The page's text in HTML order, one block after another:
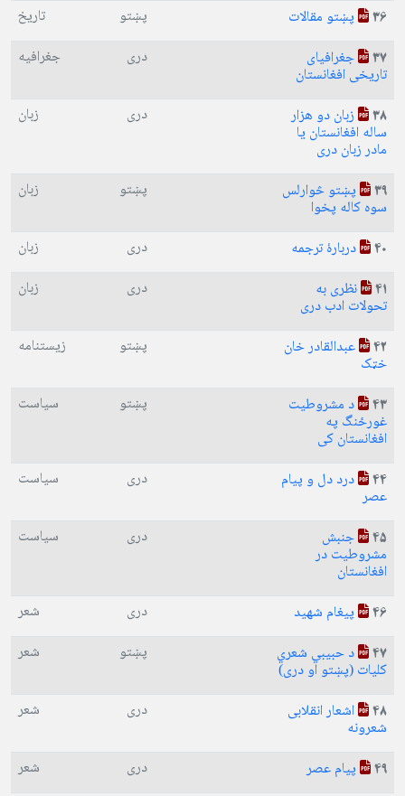
36 پښتو مقالات پښتو تاریخ
37 جغرافیای
تاریخی افغانستان
دری جغرافیه
38 زبان دو هزار
ساله افغانستان یا
مادر زبان دری
دری زبان
39 پښتو څوارلس
سوه کاله پخوا
پښتو زبان
40 دربارۀ ترجمه دری زبان
41 نظری به
تحولات ادب دری
دری زبان
42 عبدالقادر خان
خټک
پښتو زیستنامه
43 د مشروطیت
غورځنگ په
افغانستان کی
پښتو سیاست
44 درد دل و پیام
عصر
دری سیاست
45 جنبش
مشروطیت در
افغانستان
دری سیاست
46 پیغام شهيد دری شعر
47 د حبيبي شعري
کليات (پښتو او دری)
پښتو شعر
48 اشعار انقلابی
شعرونه
دری شعر
49 پیام عصر دری شعر